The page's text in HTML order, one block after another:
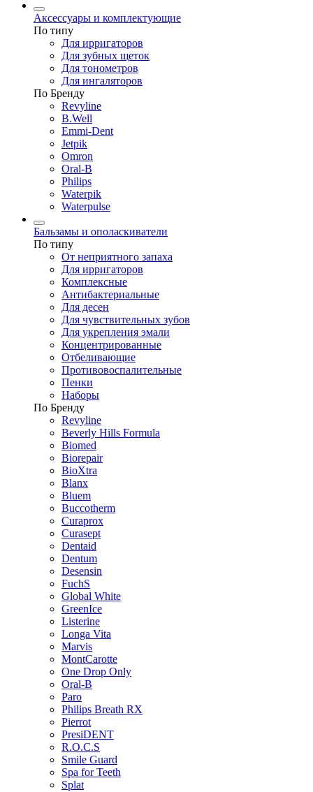
Аксессуары и комплектующие
По типу
Для ирригаторов
Для зубных щеток
Для тонометров
Для ингаляторов
По Бренду
Revyline
B.Well
Emmi-Dent
Jetpik
Omron
Oral-B
Philips
Waterpik
Waterpulse
Бальзамы и ополаскиватели
По типу
От неприятного запаха
Для ирригаторов
Комплексные
Антибактериальные
Для десен
Для чувствительных зубов
Для укрепления эмали
Концентрированные
Отбеливающие
Противовоспалительные
Пенки
Наборы
По Бренду
Revyline
Beverly Hills Formula
Biomed
Biorepair
BioXtra
Blanx
Bluem
Buccotherm
Curaprox
Curasept
Dentaid
Dentum
Desensin
FuchS
Global White
GreenIce
Listerine
Longa Vita
Marvis
MontCarotte
One Drop Only
Oral-B
Paro
Philips Breath RX
Pierrot
PresiDENT
R.O.C.S
Smile Guard
Spa for Teeth
Splat